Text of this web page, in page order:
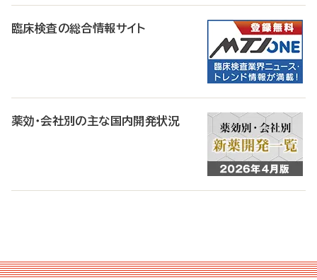
臨床検査の総合情報サイト
薬効・会社別の主な国内開発状況